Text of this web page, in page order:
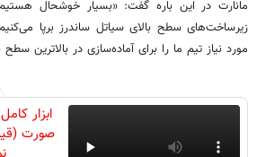
مانارت در این باره گفت: «بسیار خوشحال
زیرساخت‌های سطح بالای سیاتل ساندرز برپا
مورد نیاز تیم ما را برای آماده‌سازی در بالاترین
ابزار
صورت